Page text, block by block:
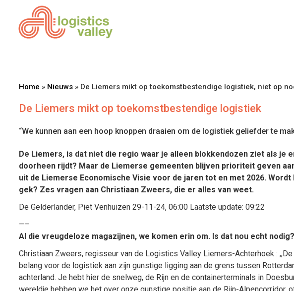
Home » Nieuws» De Liemers mikt op toekomstbestendige logistiek, niet op
De Liemers mikt op toekomstbestendige logistiek
“We kunnen aan een hoop knoppen draaien om de logistiek geliefder te
De Liemers, is dat niet die regio waar je alleen blokkendozen ziet als je
doorheen rijdt? Maar de Liemerse gemeenten blijven prioriteit geven
uit de Liemerse Economische Visie voor de jaren tot en met 2026.
gek? Zes vragen aan Christiaan Zweers, die er alles van weet.
De Gelderlander, Piet Venhuizen 29-11-24, 06:00 Laatste update: 09:22
—–
Al die vreugdeloze magazijnen, we komen erin om. Is dat nou echt nodig?
Christiaan Zweers, regisseur van de Logistics Valley Liemers-Achterhoek :
belang voor de logistiek aan zijn gunstige ligging aan de grens tussen
achterland. Je hebt hier de snelweg, de Rijn en de containerterminals in